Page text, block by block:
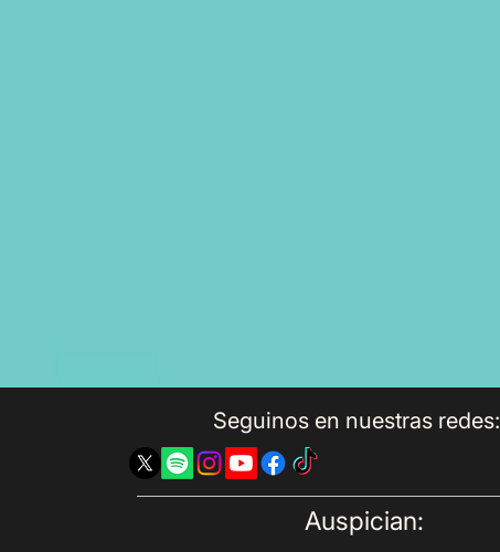
Seguinos en nuestras redes:
Auspician: